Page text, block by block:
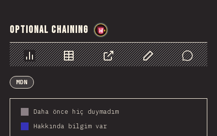
Optional Chaining
Chart Data Share Customize Data
Comments
MDN
Daha önce hiç duymadım
Hakkında bilgim var